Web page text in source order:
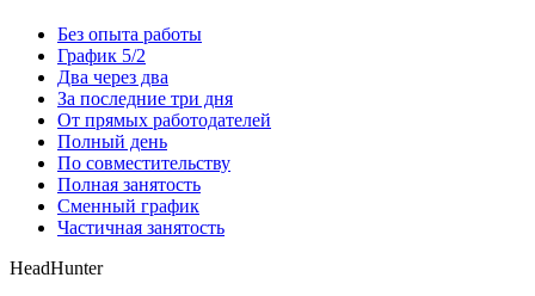
Без опыта работы
График 5/2
Два через два
За последние три дня
От прямых работодателей
Полный день
По совместительству
Полная занятость
Сменный график
Частичная занятость
HeadHunter